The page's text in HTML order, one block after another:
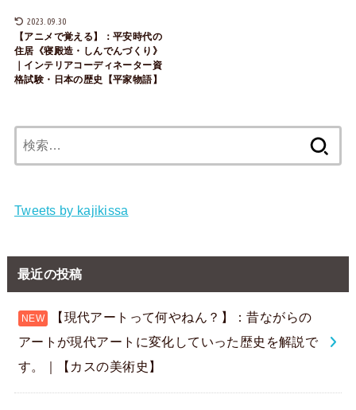
2023.09.30
【アニメで覚える】：平安時代の
住居《寝殿造・しんでんづくり》
｜インテリアコーディネーター資
格試験・日本の歴史【平家物語】
索:
Tweets by kajikissa
最近の投稿
【現代アートって何やねん？】：昔ながらの
アートが現代アートに変化していった歴史を解説で
す。｜【カスの美術史】